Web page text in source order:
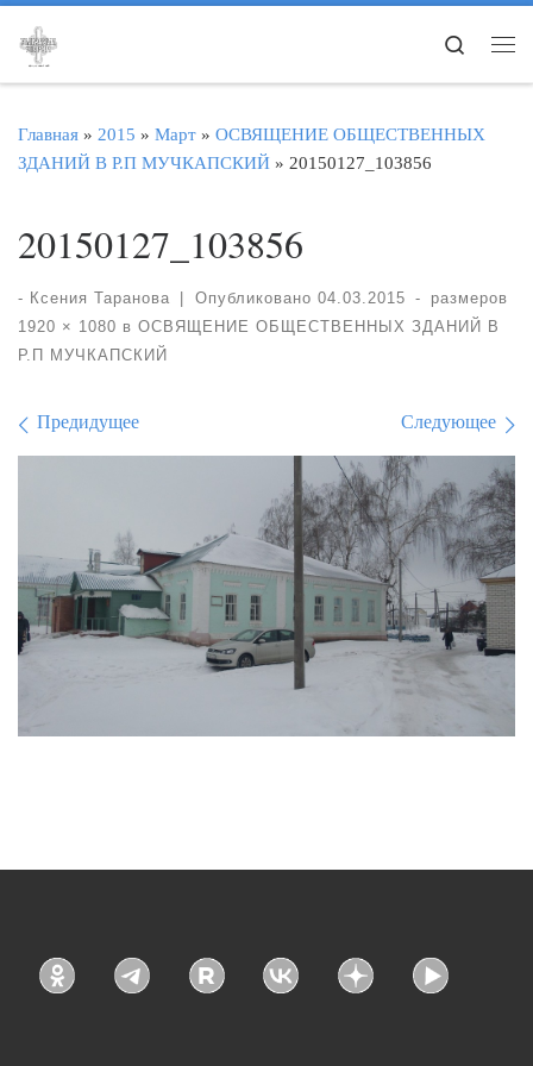
Перейти к содержимому
Search
Главная » 2015 » Март » ОСВЯЩЕНИЕ ОБЩЕСТВЕННЫХ
ЗДАНИЙ В Р.П МУЧКАПСКИЙ » 20150127_103856
20150127_103856
- Ксения Таранова Опубликовано 04.03.2015 -
размеров
1920 × 1080 в ОСВЯЩЕНИЕ ОБЩЕСТВЕННЫХ ЗДАНИЙ В
Р.П МУЧКАПСКИЙ
Навигация по
Предидущее Следующее